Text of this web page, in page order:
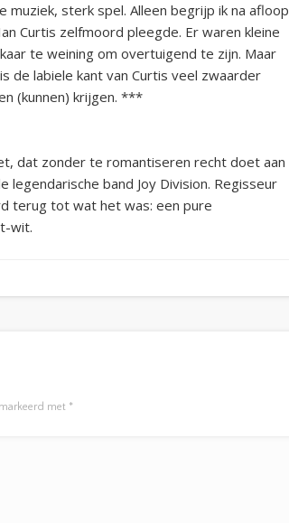
sterk spel. Alleen begrijp ik na afloop
Curtis zelfmoord pleegde. Er waren kleine
te weining om overtuigend te zijn. Maar
de labiele kant van Curtis veel zwaarder
(kunnen) krijgen. ***
dat zonder te romantiseren recht doet aan
legendarische band Joy Division. Regisseur
terug tot wat het was: een pure
wit.
met *